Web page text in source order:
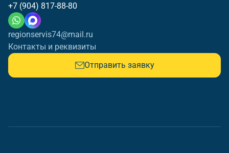
+7 (904) 817-88-80
regionservis74@mail.ru
Контакты и реквизиты
Отправить заявку